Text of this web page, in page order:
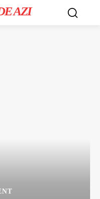
AZI